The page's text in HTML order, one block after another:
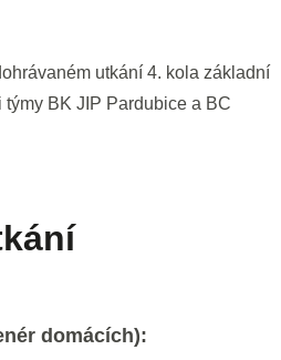
utkání 4. kola základní
BK JIP Pardubice a BC
domácích):